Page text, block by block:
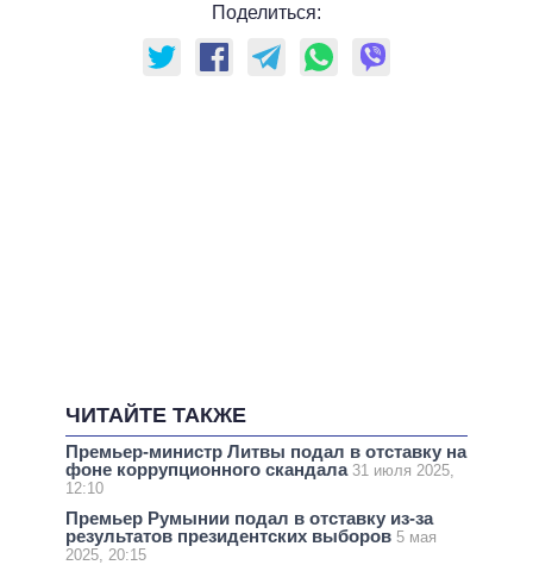
Поделиться:
ЧИТАЙТЕ ТАКЖЕ
Премьер-министр Литвы подал в отставку на
фоне коррупционного скандала 31 июля 2025,
12:10
Премьер Румынии подал в отставку из-за
результатов президентских выборов 5 мая
2025, 20:15